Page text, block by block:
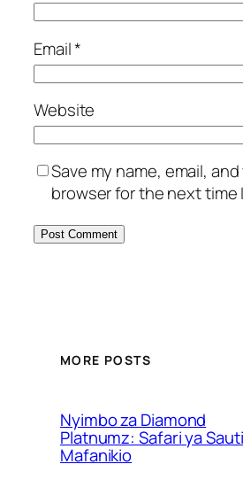
Email*
Website
Save my name, email,
browser for the next time
MORE POSTS
Nyimbo za Diamond
Platnumz: Safari ya
Mafanikio